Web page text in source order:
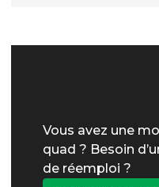
Vous avez une
quad ? Besoin
de réemploi ?